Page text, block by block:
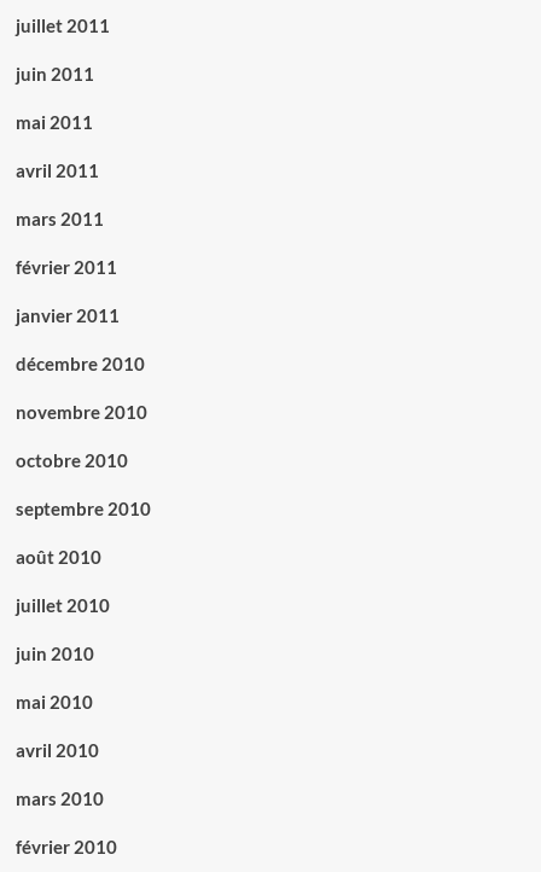
juillet 2011
juin 2011
mai 2011
avril 2011
mars 2011
février 2011
janvier 2011
décembre 2010
novembre 2010
octobre 2010
septembre 2010
août 2010
juillet 2010
juin 2010
mai 2010
avril 2010
mars 2010
février 2010